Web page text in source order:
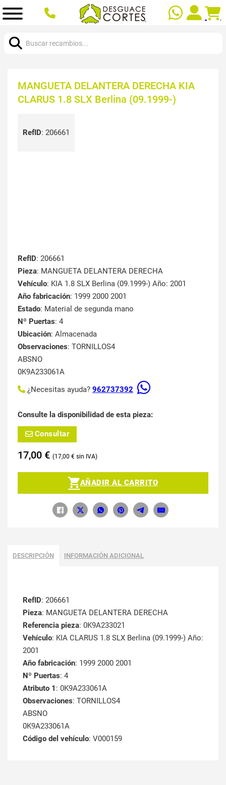
MANGUETA DELANTERA DERECHA KIA
CLARUS 1.8 SLX Berlina (09.1999-)
RefID: 206661
RefID: 206661
Pieza: MANGUETA DELANTERA DERECHA
Vehículo: KIA 1.8 SLX Berlina (09.1999-) Año: 2001
Año fabricación: 1999 2000 2001
Estado: Material de segunda mano
Nº Puertas: 4
Ubicación: Almacenada
Observaciones: TORNILLOS4
ABSNO
0K9A233061A
¿Necesitas ayuda? 962737392
Consulte la disponibilidad de esta pieza:
Consultar
17,00 € 17,00 €
AÑADIR AL CARRITO
DESCRIPCIÓN INFORMACIÓN ADICIONAL
RefID: 206661
Pieza: MANGUETA DELANTERA DERECHA
Referencia pieza: 0K9A233021
Vehículo: KIA CLARUS 1.8 SLX Berlina (09.1999-) Año:
2001
Año fabricación: 1999 2000 2001
Nº Puertas: 4
Atributo 1 : 0K9A233061A
Observaciones: TORNILLOS4
ABSNO
0K9A233061A
Código del vehículo: V000159